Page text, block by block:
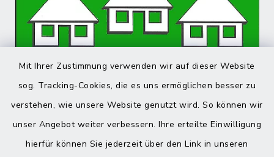
Mit Ihrer Zustimmung verwenden wir auf dieser Website
sog. Tracking-Cookies, die es uns ermöglichen besser zu
verstehen, wie unsere Website genutzt wird. So können wir
unser Angebot weiter verbessern. Ihre erteilte Einwilligung
hierfür können Sie jederzeit über den Link in unseren